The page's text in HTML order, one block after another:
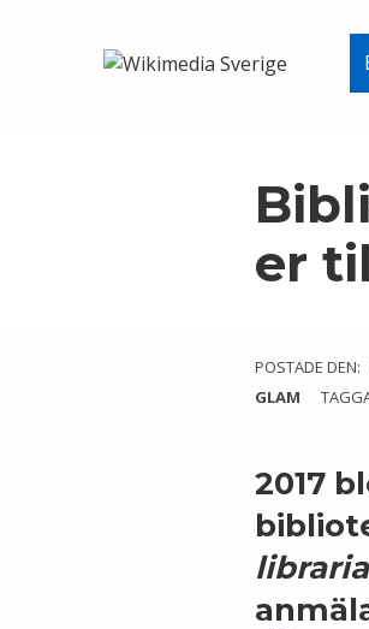
er
POSTADE DEN:
GLAM
2017